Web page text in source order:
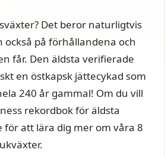
Det beror naturligtvis
också på förhållandena och
får. Den äldsta verifierade
en östkapsk jättecykad som
240 år gammal! Om du vill
rekordbok för äldsta
för att lära dig mer om våra 8